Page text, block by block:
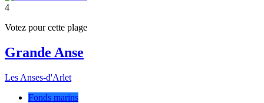
4
Votez pour cette plage
Grande Anse
Les Anses-d'Arlet
Fonds marins